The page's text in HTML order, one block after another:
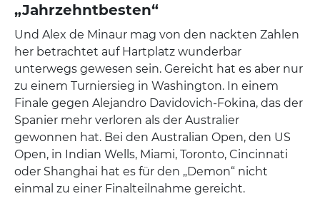
„Jahrzehntbesten“
Und Alex de Minaur mag von den nackten Zahlen
her betrachtet auf Hartplatz wunderbar
unterwegs gewesen sein. Gereicht hat es aber nur
zu einem Turniersieg in Washington. In einem
Finale gegen Alejandro Davidovich-Fokina, das der
Spanier mehr verloren als der Australier
gewonnen hat. Bei den Australian Open, den US
Open, in Indian Wells, Miami, Toronto, Cincinnati
oder Shanghai hat es für den „Demon“ nicht
einmal zu einer Finalteilnahme gereicht.